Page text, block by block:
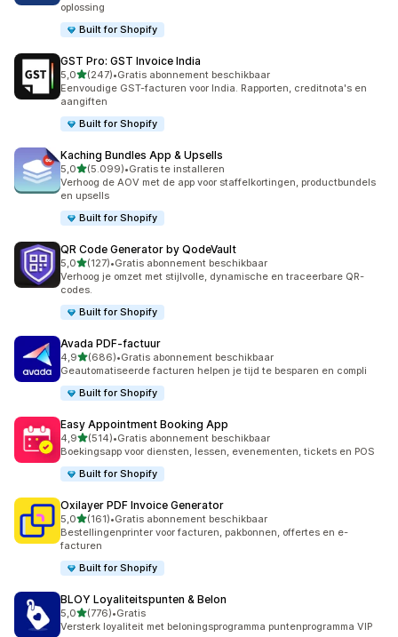
oplossing
Built for Shopify
GST Pro: GST Invoice India
5,0van 5 sterren
(247)
247 recensies in totaal
•Gratis abonnement beschikbaar
Eenvoudige GST-facturen voor India. Rapporten, creditnota's en
aangiften
Built for Shopify
Kaching Bundles App & Upsells
5,0van 5 sterren
(5.099)
5099 recensies in totaal
•Gratis te installeren
Verhoog de AOV met de app voor staffelkortingen, productbundels
en upsells
Built for Shopify
QR Code Generator by QodeVault
5,0van 5 sterren
(127)
127 recensies in totaal
•Gratis abonnement beschikbaar
Verhoog je omzet met stijlvolle, dynamische en traceerbare QR-
codes.
Built for Shopify
Avada PDF‑factuur
4,9van 5 sterren
(686)
686 recensies in totaal
•Gratis abonnement beschikbaar
Geautomatiseerde facturen helpen je tijd te besparen en compli
Built for Shopify
Easy Appointment Booking App
4,9van 5 sterren
(514)
514 recensies in totaal
•Gratis abonnement beschikbaar
Boekingsapp voor diensten, lessen, evenementen, tickets en POS
Built for Shopify
Oxilayer PDF Invoice Generator
5,0van 5 sterren
(161)
161 recensies in totaal
•Gratis abonnement beschikbaar
Bestellingenprinter voor facturen, pakbonnen, offertes en e-
facturen
Built for Shopify
BLOY Loyaliteitspunten & Belon
5,0van 5 sterren
(776)
776 recensies in totaal
•Gratis
Versterk loyaliteit met beloningsprogramma puntenprogramma VIP